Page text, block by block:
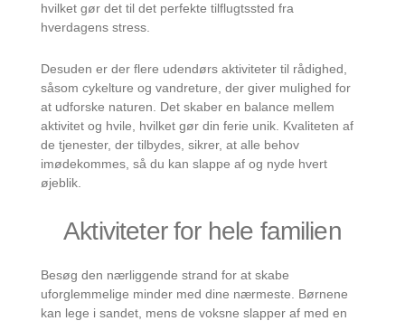
hvilket gør det til det perfekte tilflugtssted fra
hverdagens stress.
Desuden er der flere udendørs aktiviteter til rådighed,
såsom cykelture og vandreture, der giver mulighed for
at udforske naturen. Det skaber en balance mellem
aktivitet og hvile, hvilket gør din ferie unik. Kvaliteten af
de tjenester, der tilbydes, sikrer, at alle behov
imødekommes, så du kan slappe af og nyde hvert
øjeblik.
Aktiviteter for hele familien
Besøg den nærliggende strand for at skabe
uforglemmelige minder med dine nærmeste. Børnene
kan lege i sandet, mens de voksne slapper af med en